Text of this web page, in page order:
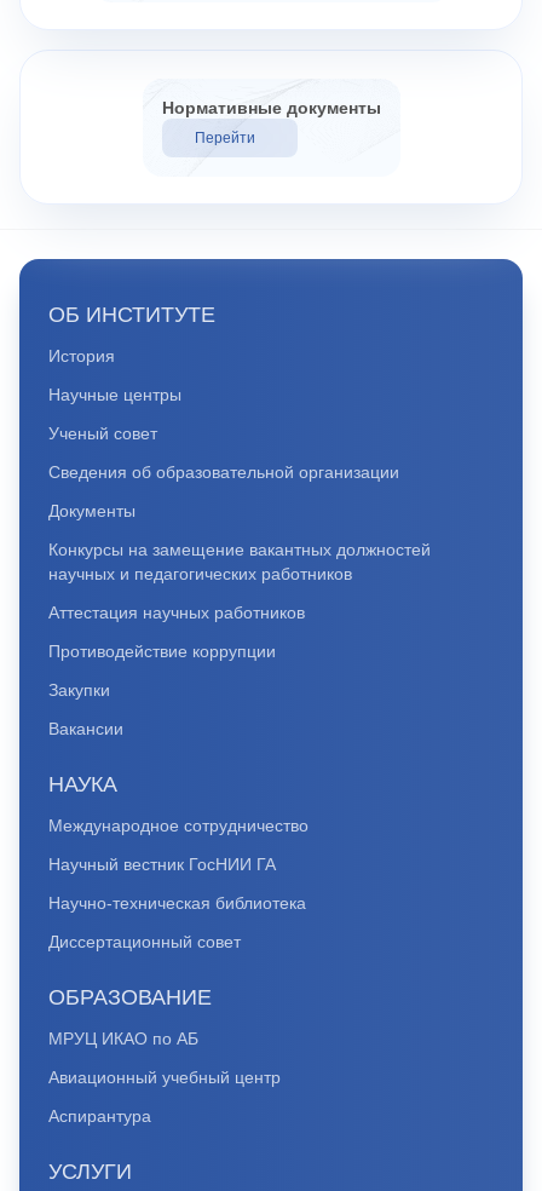
Нормативные документы
Перейти
ОБ ИНСТИТУТЕ
История
Научные центры
Ученый совет
Сведения об образовательной организации
Документы
Конкурсы на замещение вакантных должностей
научных и педагогических работников
Аттестация научных работников
Противодействие коррупции
Закупки
Вакансии
НАУКА
Международное сотрудничество
Научный вестник ГосНИИ ГА
Научно-техническая библиотека
Диссертационный совет
ОБРАЗОВАНИЕ
МРУЦ ИКАО по АБ
Авиационный учебный центр
Аспирантура
УСЛУГИ